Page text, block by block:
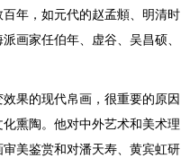
年，如元代的赵孟頫、明清时
画家任伯年、虚谷、吴昌硕、
果的现代帛画，很重要的原因
熏陶。他对中外艺术和美术理
美鉴赏和对潘天寿、黄宾虹研